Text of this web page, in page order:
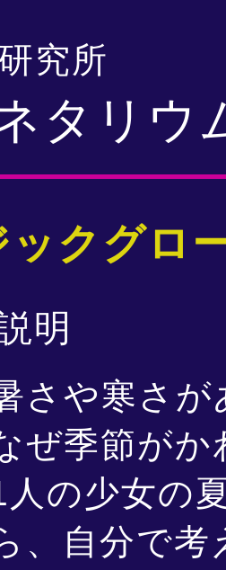
究所
タリウ
ックグロ
明
さや寒さが
ぜ季節がか
人の少女の
、自分で考